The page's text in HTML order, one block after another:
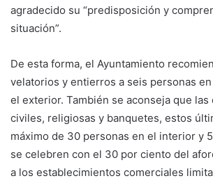
agradecido su “predisposición y
situación”.
De esta forma, el Ayuntamiento
velatorios y entierros a seis personas
el exterior. También se aconseja que las
civiles, religiosas y banquetes, estos
máximo de 30 personas en el interior y
se celebren con el 30 por ciento del
a los establecimientos comerciales